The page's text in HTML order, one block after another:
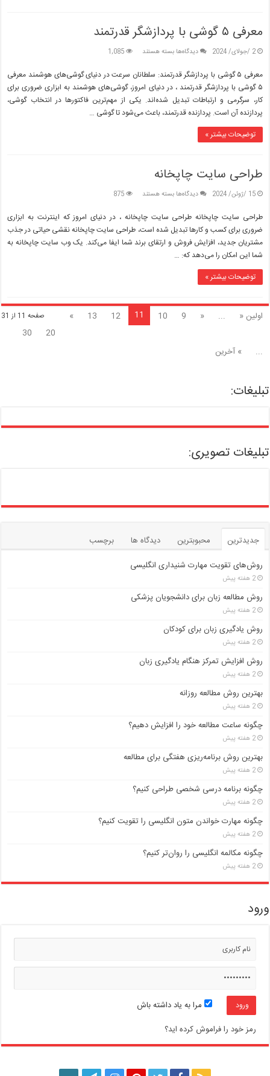
معرفی ۵ گوشی با پردازشگر قدرتمند
2 /جولای/ 2024 دیدگاه‌هابرای
۵
گوشی
با
پردازشگر
قدرتمند
بسته هستند 1,085
معرفی ۵ گوشی با پردازشگر قدرتمند: سلطانان سرعت در دنیای گوشی‌های هوشمند معرفی
۵ گوشی با پردازشگر قدرتمند ، در دنیای امروز، گوشی‌های هوشمند به ابزاری ضروری برای
کار، سرگرمی و ارتباطات تبدیل شده‌اند. یکی از مهم‌ترین فاکتورها در انتخاب گوشی،
پردازنده آن است. پردازنده قدرتمند، باعث می‌شود تا گوشی …
توضیحات بیشتر »
طراحی سایت چاپخانه
15 /ژوئن/ 2024 دیدگاه‌هابرای
سایت
چاپخانه
بسته هستند 875
طراحی سایت چاپخانه طراحی سایت چاپخانه ، در دنیای امروز که اینترنت به ابزاری
ضروری برای کسب و کارها تبدیل شده است، طراحی سایت چاپخانه نقشی حیاتی در جذب
مشتریان جدید، افزایش فروش و ارتقای برند شما ایفا می‌کند. یک وب سایت چاپخانه به
شما این امکان را می‌دهد که: …
توضیحات بیشتر »
صفحه 11 از 31 اولین « ...
«
9
10
11
12
13
»
20
30
...
» آخرین
تبلیغات:
تبلیغات تصویری:
جدیدترین محبوبترین دیدگاه ها
برچسب
روش‌های تقویت مهارت شنیداری انگلیسی
2 هفته پیش
روش مطالعه زبان برای دانشجویان پزشکی
2 هفته پیش
روش یادگیری زبان برای کودکان
2 هفته پیش
روش افزایش تمرکز هنگام یادگیری زبان
2 هفته پیش
بهترین روش مطالعه روزانه
2 هفته پیش
چگونه ساعت مطالعه خود را افزایش دهیم؟
2 هفته پیش
بهترین روش برنامه‌ریزی هفتگی برای مطالعه
2 هفته پیش
چگونه برنامه درسی شخصی طراحی کنیم؟
2 هفته پیش
چگونه مهارت خواندن متون انگلیسی را تقویت کنیم؟
2 هفته پیش
چگونه مکالمه انگلیسی را روان‌تر کنیم؟
2 هفته پیش
ورود
مرا به یاد داشته باش
رمز خود را فراموش کرده اید؟